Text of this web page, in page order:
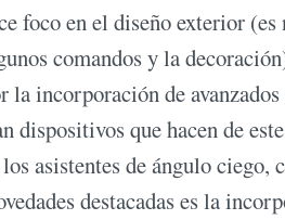
foco en el diseño exterior
comandos y la
la incorporación de
que hacen de
asistentes de ángulo
destacadas es la